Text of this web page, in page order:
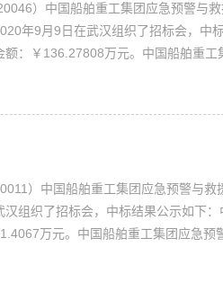
）中国船舶重工集团应急预警与
年9月9日在武汉组织了招标会，中
额：￥136.27808万元。中国船舶重
）中国船舶重工集团应急预警与
组织了招标会，中标结果公示如下
万元。中国船舶重工集团应急预